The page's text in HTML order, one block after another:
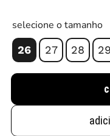
selecione o tamanho
26 27 28 29